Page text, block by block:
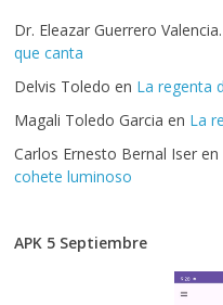
Dr. Eleazar Guerrero Valencia.
que canta
Delvis Toledo en La regenta
Magali Toledo Garcia en La
Carlos Ernesto Bernal Iser en
cohete luminoso
APK 5 Septiembre